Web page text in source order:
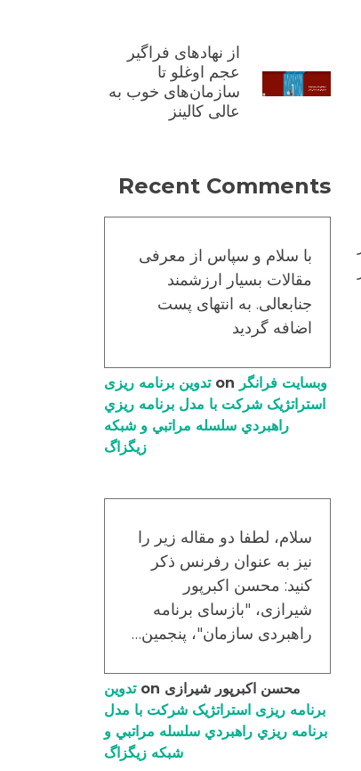
از نهادهای فراگیر
عجم اوغلو تا
سازمان‌های خوب به
عالی کالینز
Recent Comments
با سلام و سپاس از معرفی
مقالات بسیار ارزشمند
جنابعالی. به انتهای پست
اضافه گردید
وبسایت فرانگر
تدوین برنامه ریزی
استراتژیک شرکت با مدل برنامه ریزي
راهبردي سلسله مراتبي و شبکه
زیگزاگ
سلام، لطفا دو مقاله زیر را
نیز به عنوان رفرنس ذکر
کنید: محسن اکبرپور
شیرازی، "بازسای برنامه
راهبردی سازمان"، پنجمین…
محسن اکبرپور شیرازی
تدوین
برنامه ریزی استراتژیک شرکت با مدل
برنامه ریزي راهبردي سلسله مراتبي و
شبکه زیگزاگ